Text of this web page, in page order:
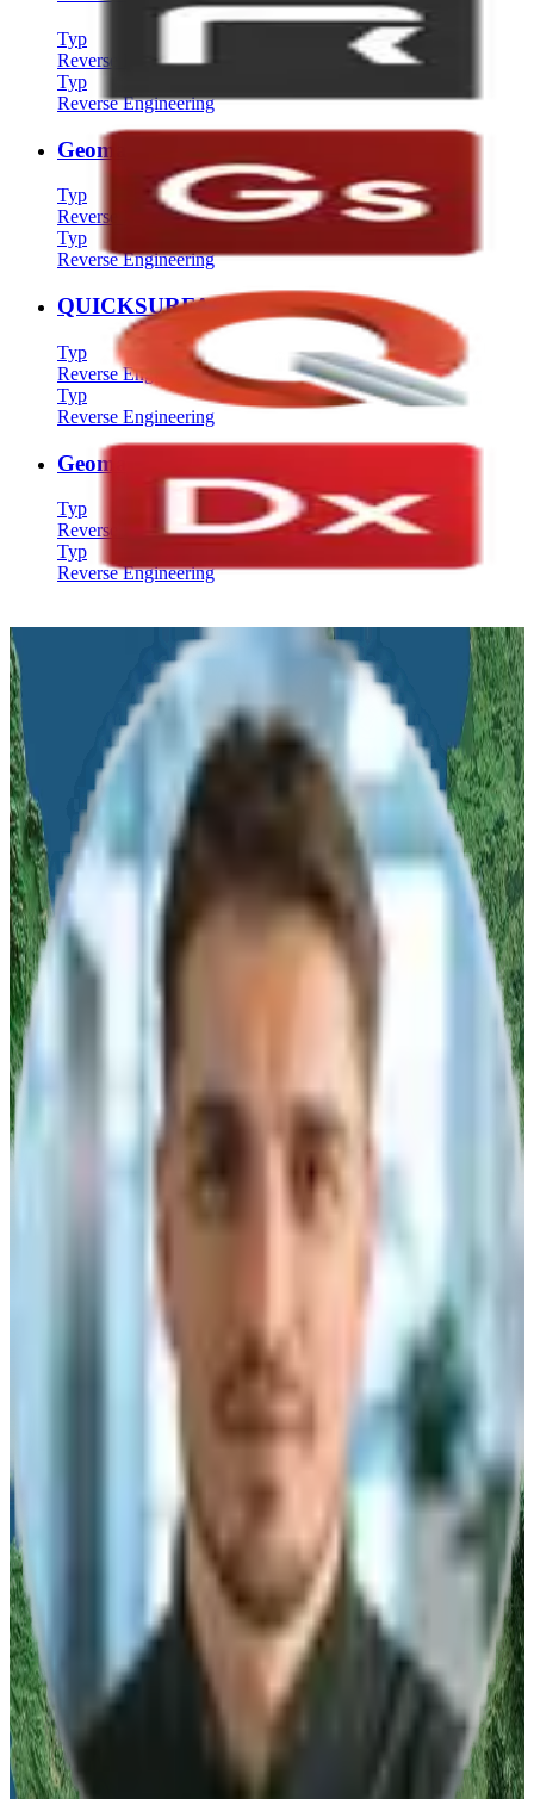
Typ
Reverse Engineering
Typ
Reverse Engineering
Geomagic for Solidworks
Typ
Reverse Engineering
Typ
Reverse Engineering
QUICKSURFACE
Typ
Reverse Engineering
Typ
Reverse Engineering
Geomagic Design X
Typ
Reverse Engineering
Typ
Reverse Engineering
Angebots- und Beratungsanfrage
Nennen Sie uns Ihr Anliegen und wir melden uns innerhalb von24
Stunden
mit unserer Empfehlung oder einem Angebot zurück!
Vor-Ort Terminoder
Online Demo
Anwendungsorientierte
Systemauswahl
Ihr
persönlicher Ansprechpartnerbei algona
Woran sind Sie interessiert?
Produktberatung
Produktvorführung
Infomaterial
Angebot
Titel
Vorname
Nachname
Ich willige ein, dass die algona GmbH die eingegebenen Daten
Anfrage abschicken
Vertrieb
Telefonisch erreichbar
Mo-Fr 08:00-17:00 Uhr
Deutschland
Stuttgart
Düsseldorf
+49 211 976 342 83